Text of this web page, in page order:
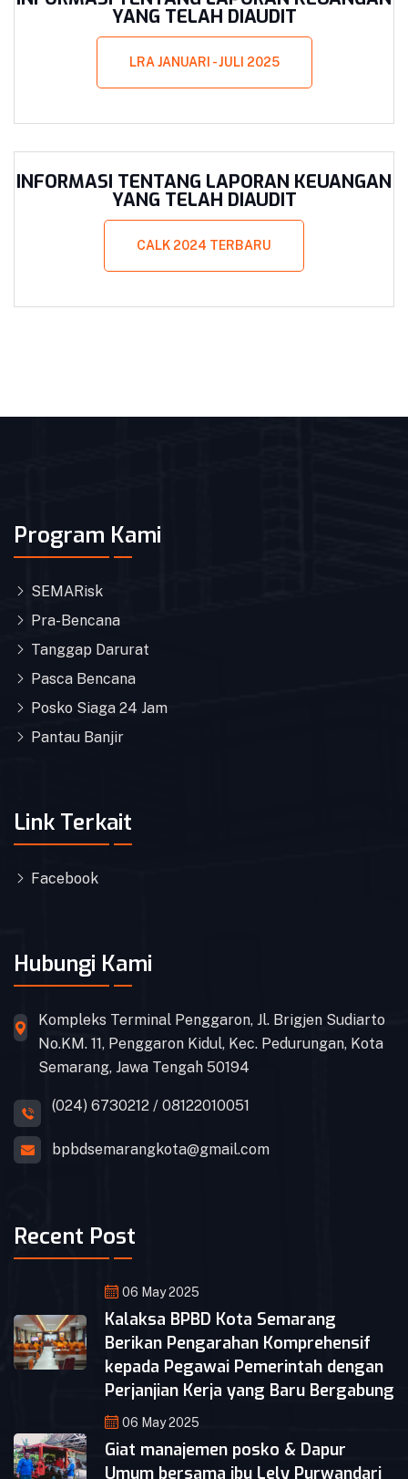
YANG TELAH DIAUDIT
LRA JANUARI - JULI 2025
INFORMASI TENTANG LAPORAN KEUANGAN
YANG TELAH DIAUDIT
CALK 2024 TERBARU
Program Kami
SEMARisk
Pra-Bencana
Tanggap Darurat
Pasca Bencana
Posko Siaga 24 Jam
Pantau Banjir
Link Terkait
Facebook
Hubungi Kami
Kompleks Terminal Penggaron, Jl. Brigjen Sudiarto
No.KM. 11, Penggaron Kidul, Kec. Pedurungan, Kota
Semarang, Jawa Tengah 50194
(024) 6730212 / 08122010051
bpbdsemarangkota@gmail.com
Recent Post
06 May 2025
Kalaksa BPBD Kota Semarang
Berikan Pengarahan Komprehensif
kepada Pegawai Pemerintah dengan
Perjanjian Kerja yang Baru Bergabung
06 May 2025
Giat manajemen posko & Dapur
Umum bersama ibu Lely Purwandari